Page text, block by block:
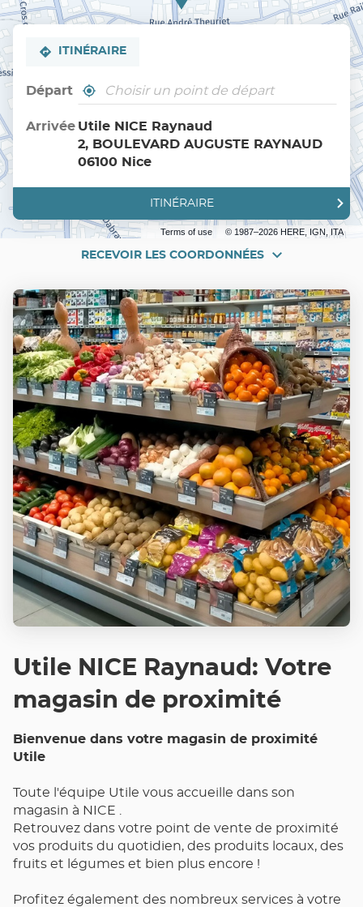
Terms of use © 1987–2026 HERE, IGN, ITA
ITINÉRAIRE
Départ
,
trouver
un
point
de
vente
À
proximité
Arrivée Utile NICE Raynaud
2, BOULEVARD AUGUSTE RAYNAUD
06100 Nice
ITINÉRAIRE
JUSQU'AU
POINT
DE
UTILE
RECEVOIR LES COORDONNÉES
RECEVOIR
COORDONNÉES
Utile NICE Raynaud: Votre
magasin de proximité
Bienvenue dans votre magasin de proximité
Utile
Toute l'équipe Utile vous accueille dans son
magasin à NICE .
Retrouvez dans votre point de vente de proximité
vos produits du quotidien, des produits locaux, des
fruits et légumes et bien plus encore !
Profitez également des nombreux services à votre